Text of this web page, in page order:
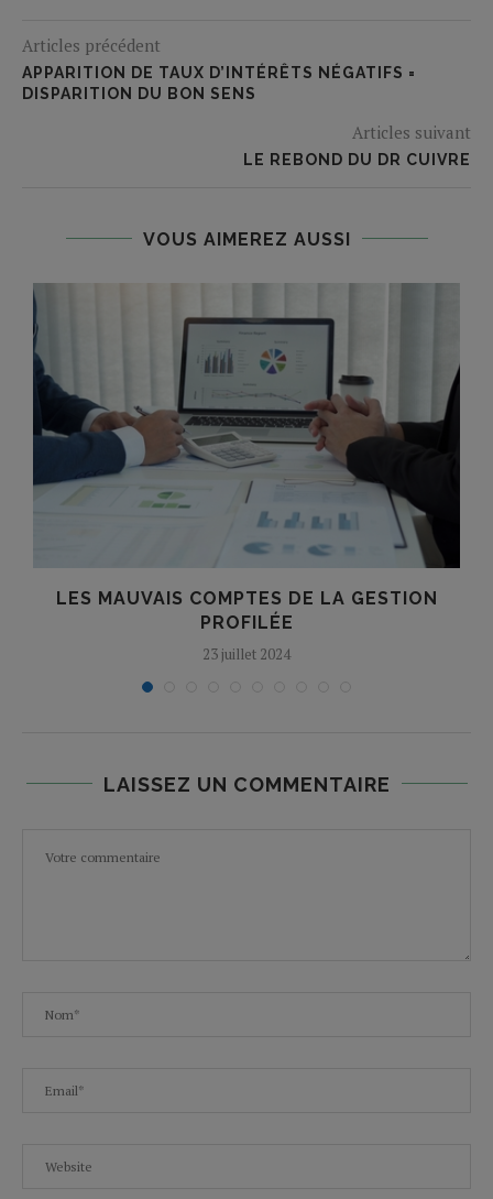
Articles précédent
APPARITION DE TAUX D’INTÉRÊTS NÉGATIFS =
DISPARITION DU BON SENS
Articles suivant
LE REBOND DU DR CUIVRE
VOUS AIMEREZ AUSSI
LES MAUVAIS COMPTES DE LA GESTION
PROFILÉE
23 juillet 2024
LAISSEZ UN COMMENTAIRE